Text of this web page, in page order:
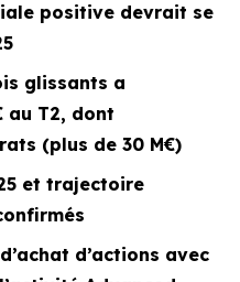
positive devrait se
glissants a
au T2, dont
(plus de 30 M€)
et trajectoire
d’actions avec